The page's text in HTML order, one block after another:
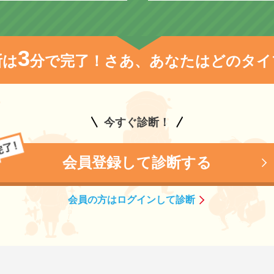
3分で完了！ さあ、あなたはどのタ
今すぐ診断！
会員登録して診断する
会員の方はログインして診断